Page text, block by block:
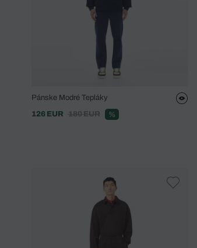
Pánske Modré Tepláky
126 EUR
180 EUR %